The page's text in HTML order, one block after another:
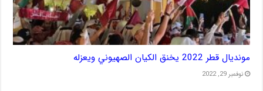
مونديال قطر 2022 يخنق الكيان الصهيوني ويعزله
نوفمبر 29, 2022